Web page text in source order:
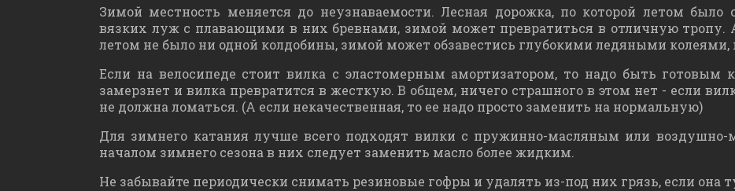
Зимой местность меняется до неузнаваемости. Лесная дорожка, по которой летом было
вязких луж с плавающими в них бревнами, зимой может превратиться в отличную тропу. А
летом не было ни одной колдобины, зимой может обзавестись глубокими ледяными колеями,
Если на велосипеде стоит вилка с эластомерным амортизатором, то надо быть готовым
замерзнет и вилка превратится в жесткую. В общем, ничего страшного в этом нет - если
не должна ломаться. (А если некачественная, то ее надо просто заменить на нормальную)
Для зимнего катания лучше всего подходят вилки с пружинно-масляным или воздушно-
началом зимнего сезона в них следует заменить масло более жидким.
Не забывайте периодически снимать резиновые гофры и удалять из-под них грязь, если она